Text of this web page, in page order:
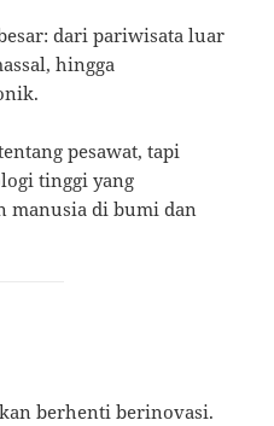
dari pariwisata luar
hingga
pesawat, tapi
tinggi yang
manusia di bumi dan
berhenti berinovasi.